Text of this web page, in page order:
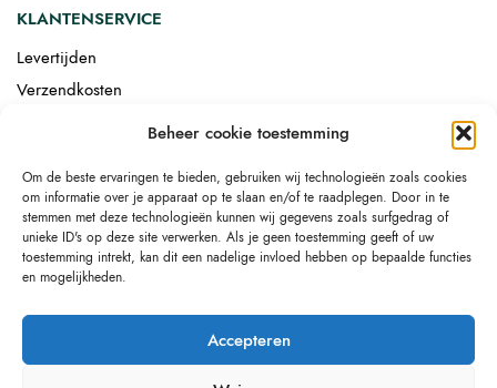
Beheer cookie toestemming
Om de beste ervaringen te bieden, gebruiken wij technologieën zoals cookies
om informatie over je apparaat op te slaan en/of te raadplegen. Door in te
stemmen met deze technologieën kunnen wij gegevens zoals surfgedrag of
unieke ID's op deze site verwerken. Als je geen toestemming geeft of uw
toestemming intrekt, kan dit een nadelige invloed hebben op bepaalde functies
en mogelijkheden.
Accepteren
KLANTENSERVICE
Levertijden
Verzendkosten
Afgemonteerd laten bezorgen
Drop-shipping
Link building